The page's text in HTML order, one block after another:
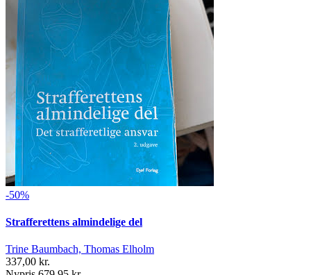
-50%
Strafferettens almindelige del
Trine Baumbach, Thomas Elholm
337,00 kr.